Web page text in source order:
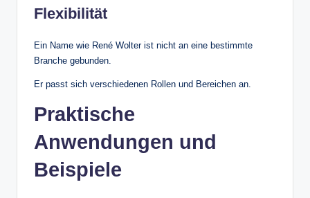
Flexibilität
Ein Name wie René Wolter ist nicht an eine bestimmte
Branche gebunden.
Er passt sich verschiedenen Rollen und Bereichen an.
Praktische
Anwendungen und
Beispiele